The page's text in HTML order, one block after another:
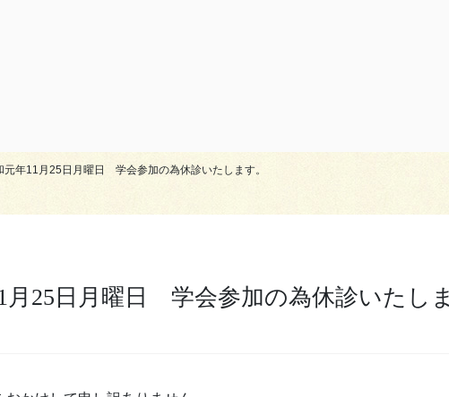
元年11月25日月曜日 学会参加の為休診いたします。
月25日月曜日 学会参加の為休診いたしま